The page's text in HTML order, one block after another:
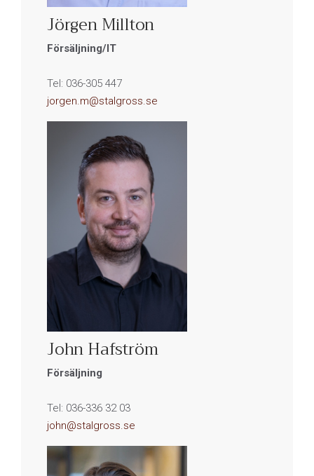
Jörgen Millton
Försäljning/IT
Tel: 036-305 447
jorgen.m@stalgross.se
John Hafström
Försäljning
Tel: 036-336 32 03
john@stalgross.se